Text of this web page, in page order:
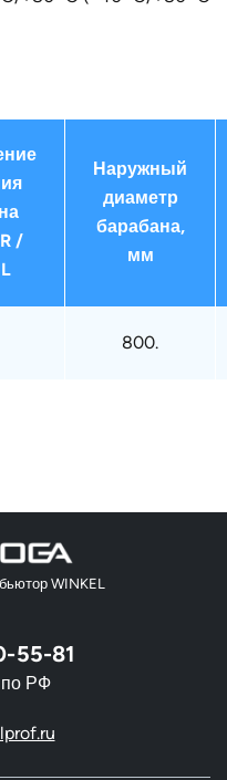
/
Наружный
диаметр
барабана,
мм
800.
WINKEL
55-81
по РФ